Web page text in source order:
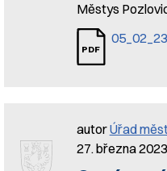
Městys
autorÚřad
27. března